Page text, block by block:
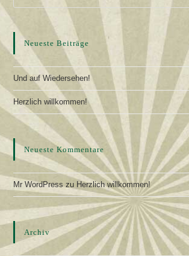
Neueste Beiträge
Und auf Wiedersehen!
Herzlich willkommen!
Neueste Kommentare
Mr WordPresszu Herzlich willkommen!
Archiv